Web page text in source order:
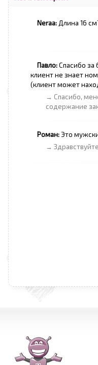
Neraa: Длина 16
Павло:Спасибо за
клиент не знает
(клиент может
→ Спасибо,
содержание
Роман:Это
→